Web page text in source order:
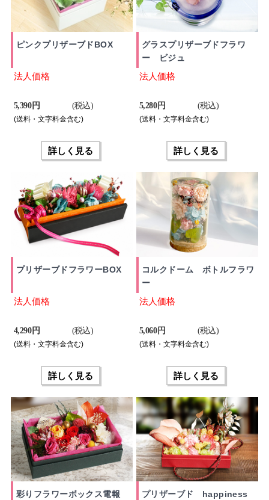
ピンクプリザーブドBOX
法人価格
5,390 円 (税込)
(送料・文字料金含む)
詳しく見る
グラスプリザーブドフラワ
ー ビジュ
法人価格
5,280 円 (税込)
(送料・文字料金含む)
詳しく見る
プリザーブドフラワーBOX
法人価格
4,290 円 (税込)
(送料・文字料金含む)
詳しく見る
コルクドーム ボトルフラワ
ー
法人価格
5,060 円 (税込)
(送料・文字料金含む)
詳しく見る
彩りフラワーボックス電報 プリザーブド happiness